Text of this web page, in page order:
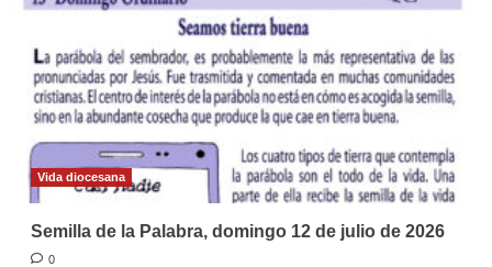
domingo
de
julio
de
2026
Vida diocesana
Semilla de la Palabra, domingo 12 de julio de 2026
0